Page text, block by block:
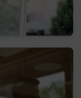
d’air